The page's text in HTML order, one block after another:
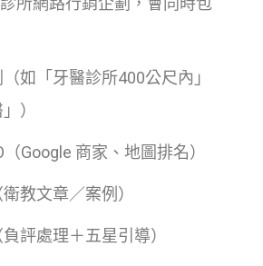
如「牙醫診所400公尺內」
）
（Google 商家、地圖排名）
教文章／案例）
評處理＋五星引導）